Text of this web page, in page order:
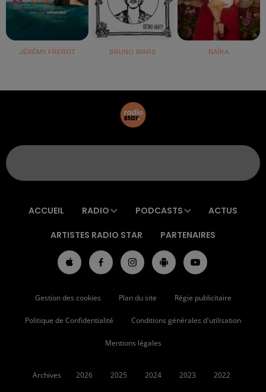
JÉRÉMY FREROT BRUNO MARS NAÏKA
ACCUEIL RADIO PODCASTS ACTUS
ARTISTES RADIO STAR PARTENAIRES
Gestion des cookies Plan du site Régie publicitaire
Politique de Confidentialité Conditions générales d'utilisation
Mentions légales
Archives 2026 2025 2024 2023 2022